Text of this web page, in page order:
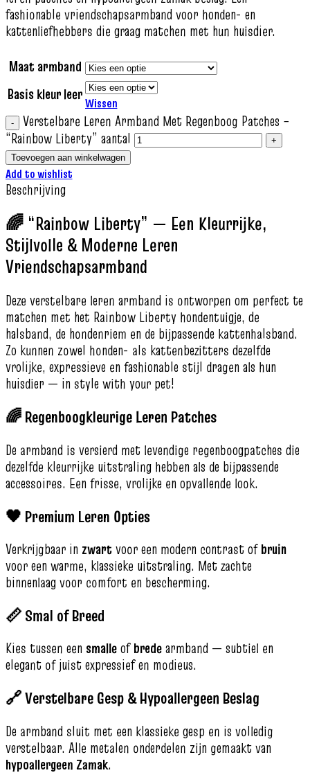
fashionable vriendschapsarmband voor honden- en
kattenliefhebbers die graag matchen met hun huisdier.
Maat armband
Basis kleur leerWissen
Verstelbare Leren Armband Met Regenboog Patches –
“Rainbow Liberty” aantal
Toevoegen aan winkelwagen
Add to wishlist
Beschrijving
🌈 “Rainbow Liberty” — Een Kleurrijke,
Stijlvolle & Moderne Leren
Vriendschapsarmband
Deze verstelbare leren armband is ontworpen om perfect te
matchen met het Rainbow Liberty hondentuigje, de
halsband, de hondenriem en de bijpassende kattenhalsband.
Zo kunnen zowel honden- als kattenbezitters dezelfde
vrolijke, expressieve en fashionable stijl dragen als hun
huisdier — in style with your pet!
🌈 Regenboogkleurige Leren Patches
De armband is versierd met levendige regenboogpatches die
dezelfde kleurrijke uitstraling hebben als de bijpassende
accessoires. Een frisse, vrolijke en opvallende look.
🖤 Premium Leren Opties
Verkrijgbaar in zwartvoor een modern contrast ofbruin
voor een warme, klassieke uitstraling. Met zachte
binnenlaag voor comfort en bescherming.
📏 Smal of Breed
Kies tussen een smalleofbredearmband — subtiel en
elegant of juist expressief en modieus.
🔗 Verstelbare Gesp & Hypoallergeen Beslag
De armband sluit met een klassieke gesp en is volledig
verstelbaar. Alle metalen onderdelen zijn gemaakt van
hypoallergeen Zamak.